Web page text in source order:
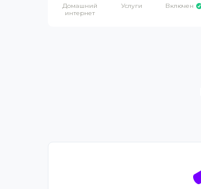
Домашний
интернет
Услуги Включен